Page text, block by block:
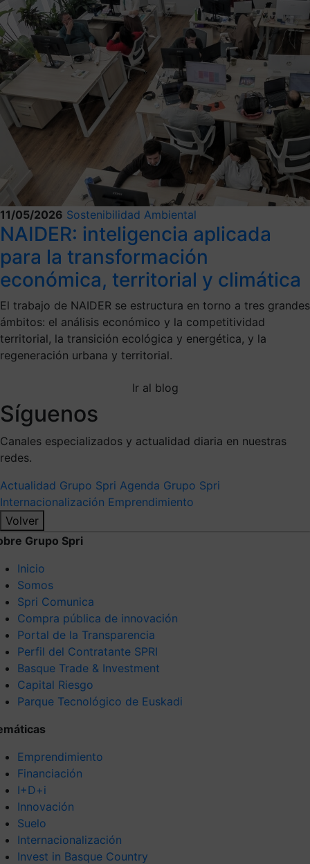
11/05/2026 Sostenibilidad Ambiental
NAIDER: inteligencia aplicada
para la transformación
económica, territorial y climática
El trabajo de NAIDER se estructura en torno a tres grandes
ámbitos: el análisis económico y la competitividad
territorial, la transición ecológica y energética, y la
regeneración urbana y territorial.
Ir al blog
Síguenos
Canales especializados y actualidad diaria en nuestras
redes.
Actualidad Grupo Spri Agenda Grupo Spri
Internacionalización Emprendimiento
Volver
Grupo Spri
Inicio
Somos
Spri Comunica
Compra pública de innovación
Portal de la Transparencia
Perfil del Contratante SPRI
Basque Trade & Investment
Capital Riesgo
Parque Tecnológico de Euskadi
Emprendimiento
Financiación
I+D+i
Innovación
Suelo
Internacionalización
Invest in Basque Country